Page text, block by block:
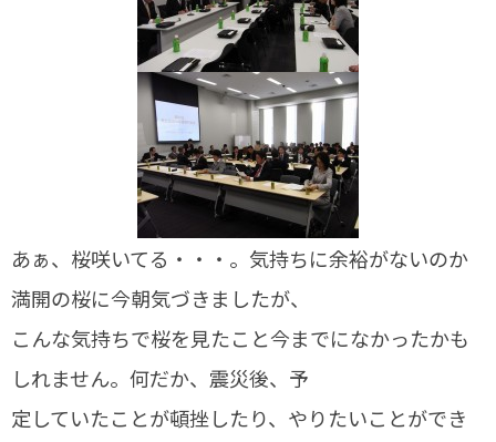
あぁ、桜咲いてる・・・。気持ちに余裕がないのか
満開の桜に今朝気づきましたが、
こんな気持ちで桜を見たこと今までになかったかも
しれません。何だか、震災後、予
定していたことが頓挫したり、やりたいことができ